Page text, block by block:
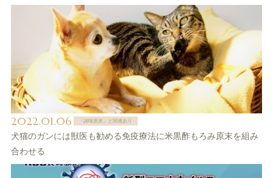
2022.01.06 「諸味原末」と関連あり
犬猫のガンには獣医も勧める免疫療法に米黒酢もろみ原末を組み
合わせる